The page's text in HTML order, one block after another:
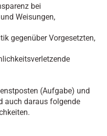
bei
Weisungen,
gegenüber Vorgesetzten,
(Aufgabe) und
auch daraus folgende